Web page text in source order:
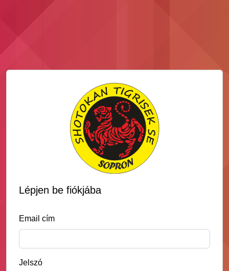
Lépjen be fiókjába
Email cím
Jelszó